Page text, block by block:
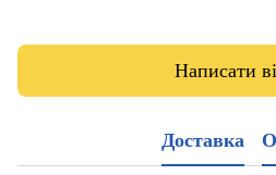
Написати
Доставка